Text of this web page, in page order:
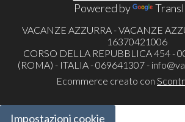
Powered by
VACANZE AZZURRA - VACANZE
16370421006
CORSO DELLA REPUBBLICA 454 -
(ROMA) - ITALIA - 069641307 -
Ecommerce creato con
Impostazioni cookie